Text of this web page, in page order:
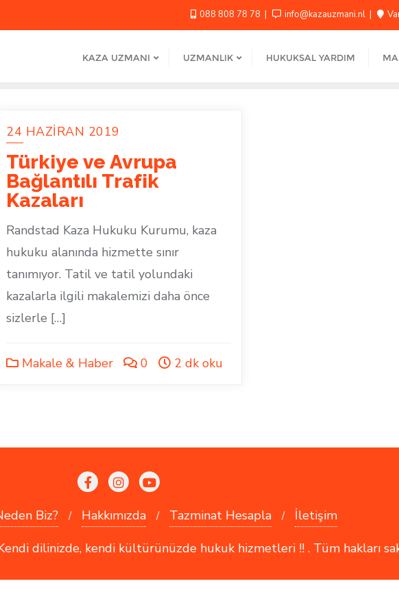
088 808 78 78 info@kazauzmani.nl
KAZA UZMANI UZMANLIK HUKUKSAL YARDIM
24 HAZIRAN 2019
Türkiye ve Avrupa
Bağlantılı Trafik
Kazaları
Randstad Kaza Hukuku Kurumu, kaza
hukuku alanında hizmette sınır
tanımıyor. Tatil ve tatil yolundaki
kazalarla ilgili makalemizi daha önce
sizlerle […]
Makale & Haber 0 2 dk oku
Biz? Hakkımızda Tazminat Hesapla
İletişim
dilinizde, kendi kültürünüzde hukuk hizmetleri !! . Tüm hakları